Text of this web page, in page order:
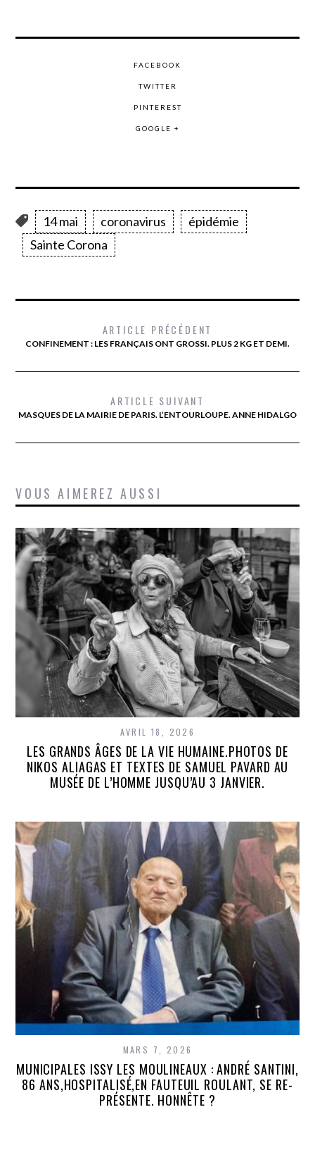
FACEBOOK
TWITTER
PINTEREST
GOOGLE +
14 mai coronavirus
épidémie
Sainte Corona
ARTICLE PRÉCÉDENT
CONFINEMENT : LES FRANÇAIS ONT GROSSI. PLUS 2 KG ET DEMI.
ARTICLE SUIVANT
MASQUES DE LA MAIRIE DE PARIS. L’ENTOURLOUPE. ANNE HIDALGO
VOUS AIMEREZ AUSSI
AVRIL 18, 2026
LES GRANDS ÂGES DE LA VIE HUMAINE.PHOTOS DE
NIKOS ALIAGAS ET TEXTES DE SAMUEL PAVARD AU
MUSÉE DE L’HOMME JUSQU’AU 3 JANVIER.
MARS 7, 2026
MUNICIPALES ISSY LES MOULINEAUX : ANDRÉ SANTINI,
86 ANS,HOSPITALISÉ,EN FAUTEUIL ROULANT, SE RE-
PRÉSENTE. HONNÊTE ?